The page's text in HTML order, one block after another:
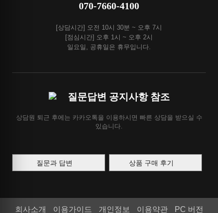
070-7660-4100
[상담시간] 오전 10시 30분 ~ 오후 7시
[점심시간] 오후 1시 ~ 오후 2시
일요일, 공휴일은 휴무입니다.
질문답변 공지사항 참조
상담원 퇴근 후에는 카카오톡을 이용하시면 빠른 상담을 받으실 수
있습니다.
질문과 답변 상품 구매 후기
회사소개 이용가이드 개인정보 이용약관 PC 버전